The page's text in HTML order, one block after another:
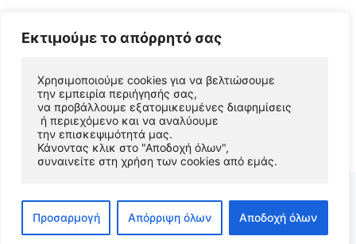
Εκτιμούμε το απόρρητό σας
Χρησιμοποιούμε cookies για να βελτιώσουμε
την εμπειρία περιήγησής σας,
να προβάλλουμε εξατομικευμένες διαφημίσεις
ή περιεχόμενο και να αναλύουμε
την επισκεψιμότητά μας.
Κάνοντας κλικ στο "Αποδοχή όλων",
συναινείτε στη χρήση των cookies από εμάς.
Προσαρμογή Απόρριψη όλων Αποδοχή όλων
© 2026 Αριστείδης Αρχοντάκης Φυσικός Συγγραφέας
• Φτιαγμένο μεGeneratePress